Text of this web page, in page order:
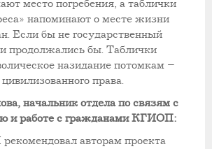
место погребения, а таблички
напоминают о месте жизни
Если бы не государственный
продолжались бы. Таблички
назидание потомкам –
права.
начальник отдела по связям с
и работе с гражданами КГИОП:
авторам проекта